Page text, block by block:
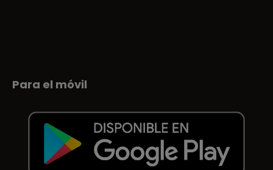
Para el móvil